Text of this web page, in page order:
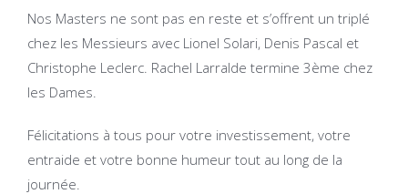
Nos Masters ne sont pas en reste et s’offrent un triplé
chez les Messieurs avec Lionel Solari, Denis Pascal et
Christophe Leclerc. Rachel Larralde termine 3ème chez
les Dames.
Félicitations à tous pour votre investissement, votre
entraide et votre bonne humeur tout au long de la
journée.